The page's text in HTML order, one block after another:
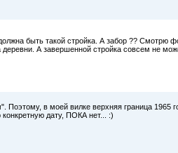
быть такой стройка. А забор ?? Смотрю
деревни. А завершенной стройка совсем не
Поэтому, в моей вилке верхняя граница 1965
дату, ПОКА нет... :)